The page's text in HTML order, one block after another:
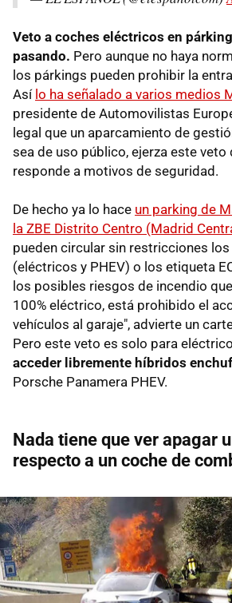
Veto a coches eléctricos en
pasando. Pero aunque no haya
los párkings pueden prohibir la
Así lo ha señalado a varios medios
presidente de Automovilistas
legal que un aparcamiento de
sea de uso público, ejerza este veto
responde a motivos de seguridad.
De hecho ya lo hace un parking de
la ZBE Distrito Centro (Madrid
pueden circular sin restricciones los
(eléctricos y PHEV) o los etiqueta
los posibles riesgos de incendio
100% eléctrico, está prohibido el
vehículos al garaje", advierte un
Pero este veto es solo para
acceder libremente híbridos
Porsche Panamera PHEV.
Nada tiene que ver apagar
respecto a un coche de